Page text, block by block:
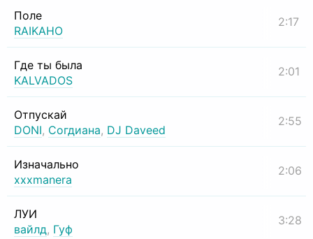
Поле
RAIKAHO
2:17
Где ты была
KALVADOS
2:01
Отпускай
DONI, Согдиана, DJ Daveed
2:55
Изначально
xxxmanera
2:06
ЛУИ
вайлд, Гуф
3:28